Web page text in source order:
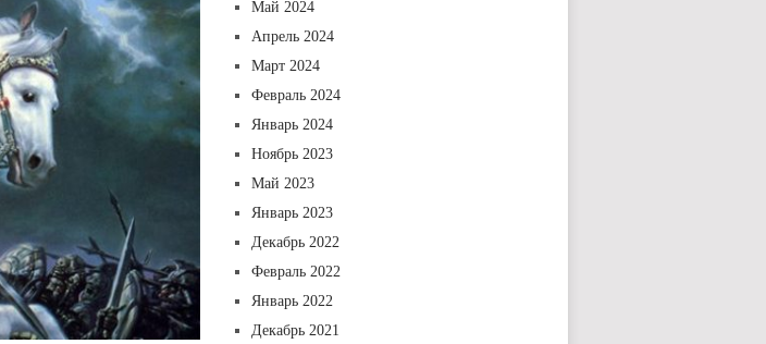
Май 2024
Апрель 2024
Март 2024
Февраль 2024
Январь 2024
Ноябрь 2023
Май 2023
Январь 2023
Декабрь 2022
Февраль 2022
Январь 2022
Декабрь 2021